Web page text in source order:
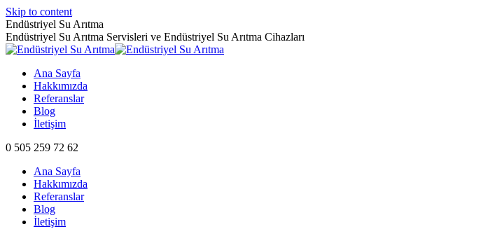
Skip to content
Endüstriyel Su Arıtma
Endüstriyel Su Arıtma Servisleri ve Endüstriyel Su Arıtma Cihazları
Ana Sayfa
Hakkımızda
Referanslar
Blog
İletişim
0 505 259 72 62
Ana Sayfa
Hakkımızda
Referanslar
Blog
İletişim